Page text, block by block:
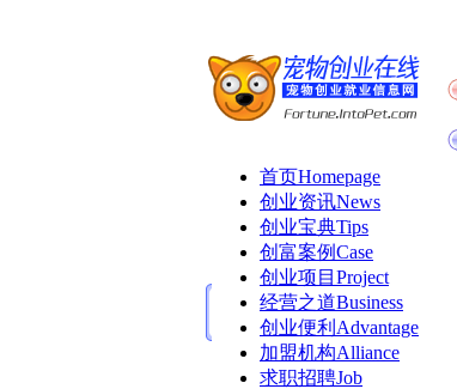
首页Homepage
创业资讯News
创业宝典Tips
创富案例Case
创业项目 Project
经营之道Business
创业便利 Advantage
加盟机构Alliance
求职招聘Job